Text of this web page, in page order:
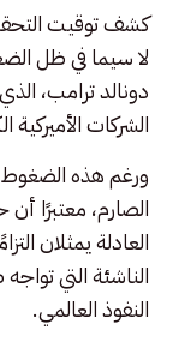
كشف توقيت
لا سيما في ظل
دونالد ترامب،
الشركات الأميركية
ورغم هذه
الصارم، معتبرًا
العادلة يمثلان
الناشئة التي
النفوذ العالمي.